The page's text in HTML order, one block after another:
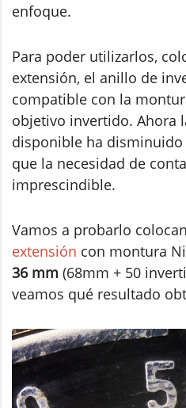
enfoque.
Para poder utilizarlos,
extensión, el anillo de
compatible con la
objetivo invertido. Ahora
disponible ha
que la necesidad de
imprescindible.
Vamos a probarlo
extensión con montura
36 mm (68mm + 50
veamos qué resultado